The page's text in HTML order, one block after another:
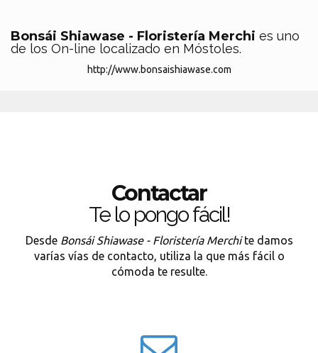
Bonsái Shiawase - Floristería Merchi es uno
de los On-line localizado en Móstoles.
http://www.bonsaishiawase.com
Contactar
Te lo pongo fácil!
Desde Bonsái Shiawase - Floristería Merchite damos
varías vías de contacto, utiliza la que más fácil o
cómoda te resulte.